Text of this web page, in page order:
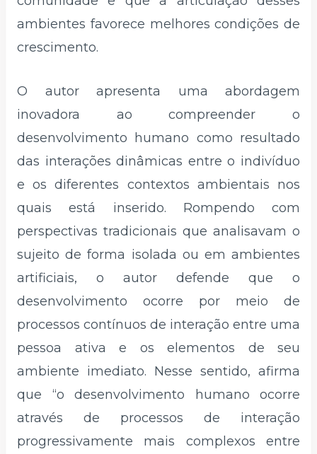
ambientes favorece melhores condições de
crescimento.
O autor apresenta uma abordagem
inovadora ao compreender o
desenvolvimento humano como resultado
das interações dinâmicas entre o indivíduo
e os diferentes contextos ambientais nos
quais está inserido. Rompendo com
perspectivas tradicionais que analisavam o
sujeito de forma isolada ou em ambientes
artificiais, o autor defende que o
desenvolvimento ocorre por meio de
processos contínuos de interação entre uma
pessoa ativa e os elementos de seu
ambiente imediato. Nesse sentido, afirma
que “o desenvolvimento humano ocorre
através de processos de interação
progressivamente mais complexos entre